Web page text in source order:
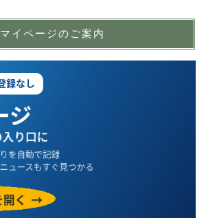
マイページのご案内